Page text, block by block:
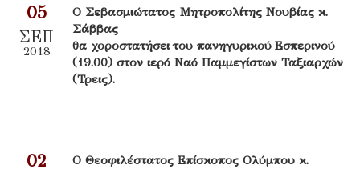
05
ΣΕΠ
2018
Ο Σεβασμιώτατος Μητροπολίτης Νουβίας κ.
Σάββας
θα χοροστατήσει του πανηγυρικού Εσπερινού
(19.00) στον ιερό Ναό Παμμεγίστων Ταξιαρχών
(Τρεις).
02
Ο Θεοφιλέστατος Επίσκοπος Ολύμπου κ.